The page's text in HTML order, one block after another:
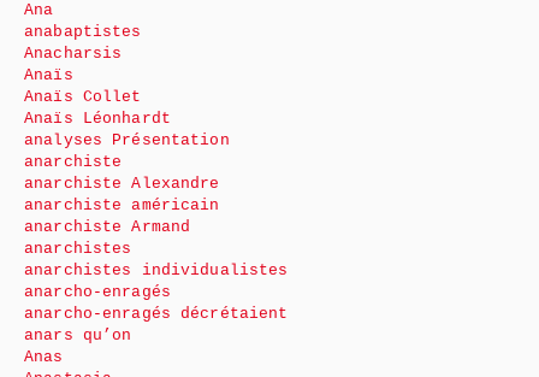
Ana
anabaptistes
Anacharsis
Anaïs
Anaïs Collet
Anaïs Léonhardt
analyses Présentation
anarchiste
anarchiste Alexandre
anarchiste américain
anarchiste Armand
anarchistes
anarchistes individualistes
anarcho-enragés
anarcho-enragés décrétaient
anars qu’on
Anas